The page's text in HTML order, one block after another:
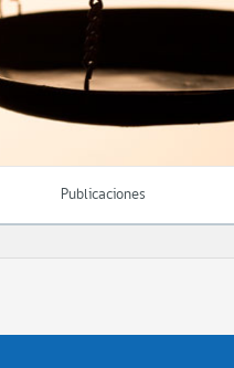
Publicaciones